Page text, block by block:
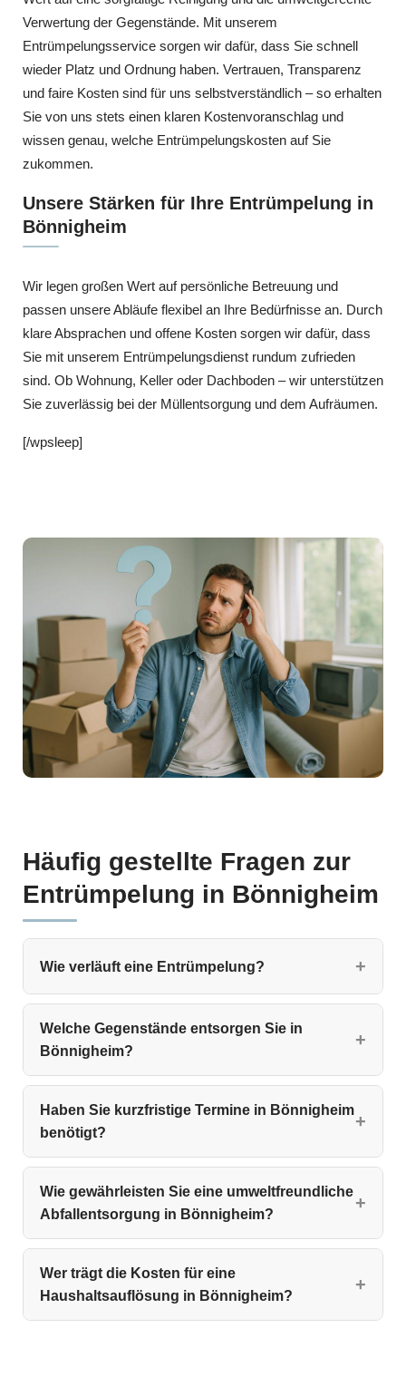
Verwertung der Gegenstände. Mit unserem
Entrümpelungsservice sorgen wir dafür, dass Sie schnell
wieder Platz und Ordnung haben. Vertrauen, Transparenz
und faire Kosten sind für uns selbstverständlich – so erhalten
Sie von uns stets einen klaren Kostenvoranschlag und
wissen genau, welche Entrümpelungskosten auf Sie
zukommen.
Unsere Stärken für Ihre Entrümpelung in
Bönnigheim
Wir legen großen Wert auf persönliche Betreuung und
passen unsere Abläufe flexibel an Ihre Bedürfnisse an. Durch
klare Absprachen und offene Kosten sorgen wir dafür, dass
Sie mit unserem Entrümpelungsdienst rundum zufrieden
sind. Ob Wohnung, Keller oder Dachboden – wir unterstützen
Sie zuverlässig bei der Müllentsorgung und dem Aufräumen.
[/wpsleep]
Häufig gestellte Fragen zur
Entrümpelung in Bönnigheim
Wie verläuft eine Entrümpelung?
Welche Gegenstände entsorgen Sie in
Bönnigheim?
Haben Sie kurzfristige Termine in Bönnigheim
benötigt?
Wie gewährleisten Sie eine umweltfreundliche
Abfallentsorgung in Bönnigheim?
Wer trägt die Kosten für eine
Haushaltsauflösung in Bönnigheim?